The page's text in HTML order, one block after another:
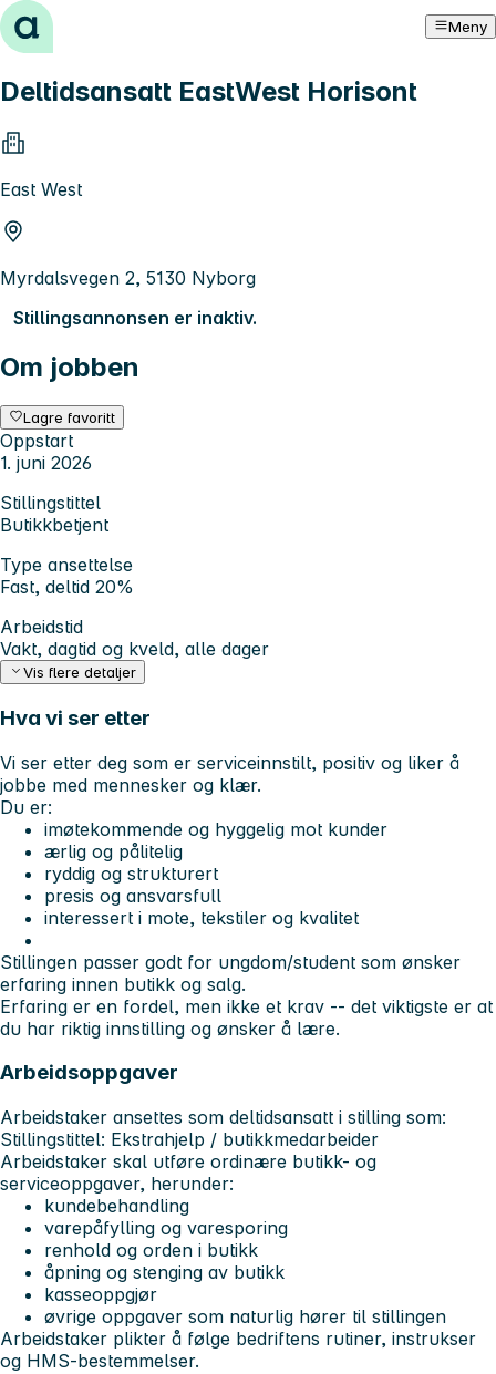
Hopp til innhold Meny
Deltidsansatt EastWest Horisont
East West
Myrdalsvegen 2, 5130 Nyborg
Stillingsannonsen er inaktiv.
Om jobben
Lagre favoritt
Oppstart
1. juni 2026
Stillingstittel
Butikkbetjent
Type ansettelse
Fast, deltid 20%
Arbeidstid
Vakt, dagtid og kveld, alle dager
Vis flere detaljer
Hva vi ser etter
Vi ser etter deg som er serviceinnstilt, positiv og liker å
jobbe med mennesker og klær.
Du er:
imøtekommende og hyggelig mot kunder
ærlig og pålitelig
ryddig og strukturert
presis og ansvarsfull
interessert i mote, tekstiler og kvalitet
Stillingen passer godt for ungdom/student som ønsker
erfaring innen butikk og salg.
Erfaring er en fordel, men ikke et krav -- det viktigste er at
du har riktig innstilling og ønsker å lære.
Arbeidsoppgaver
Arbeidstaker ansettes som deltidsansatt i stilling som:
Stillingstittel: Ekstrahjelp / butikkmedarbeider
Arbeidstaker skal utføre ordinære butikk- og
serviceoppgaver, herunder:
kundebehandling
varepåfylling og varesporing
renhold og orden i butikk
åpning og stenging av butikk
kasseoppgjør
øvrige oppgaver som naturlig hører til stillingen
Arbeidstaker plikter å følge bedriftens rutiner, instrukser
og HMS-bestemmelser.